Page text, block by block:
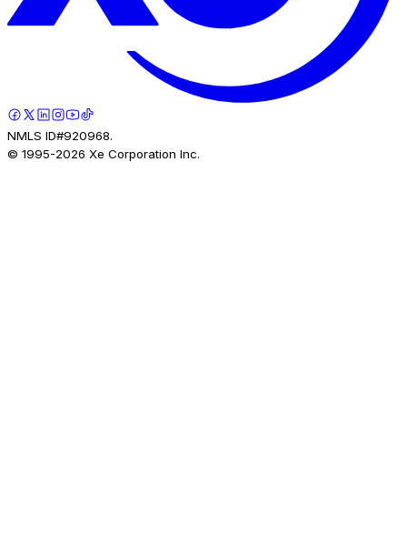
NMLS ID#920968.
© 1995-2026 Xe Corporation Inc.